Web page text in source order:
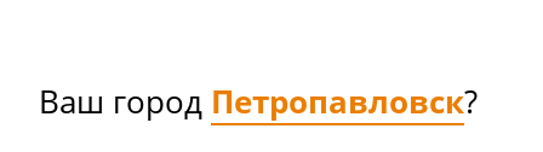
Ваш город Петропавловск?